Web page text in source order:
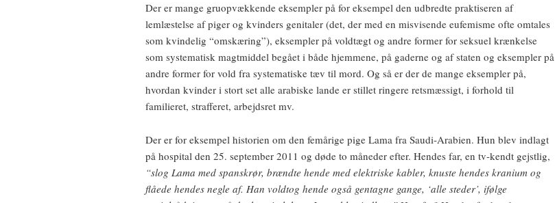
Der er mange gruopvækkende eksempler på for eksempel den udbredte praktiseren af
lemlæstelse af piger og kvinders genitaler (det, der med en misvisende eufemisme ofte omtales
som kvindelig “omskæring”), eksempler på voldtægt og andre former for seksuel krænkelse
som systematisk magtmiddel begået i både hjemmene, på gaderne og af staten og eksempler på
andre former for vold fra systematiske tæv til mord. Og så er der de mange eksempler på,
hvordan kvinder i stort set alle arabiske lande er stillet ringere retsmæssigt, i forhold til
familieret, strafferet, arbejdsret mv.
Der er for eksempel historien om den femårige pige Lama fra Saudi-Arabien. Hun blev indlagt
på hospital den 25. september 2011 og døde to måneder efter. Hendes far, en tv-kendt gejstlig,
“slog Lama med spanskrør, brændte hende med elektriske kabler, knuste hendes kranium og
flåede hendes negle af. Han voldtog hende også gentagne gange, ‘alle steder’, ifølge